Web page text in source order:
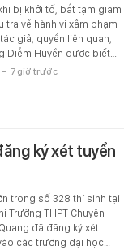
bị khởi tố, bắt tạm giam
tra về hành vi xâm phạm
giả, quyền liên quan,
Diễm Huyền được biết…
- 7 giờ trước
ký xét tuyển
trong số 328 thí sinh tại
Trường THPT Chuyên
đã đăng ký xét
các trường đại học…